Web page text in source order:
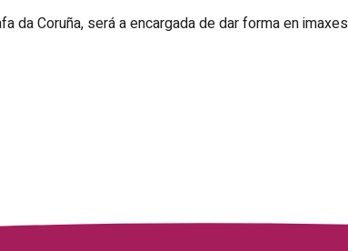
da Coruña, será a encargada de dar forma en imaxes